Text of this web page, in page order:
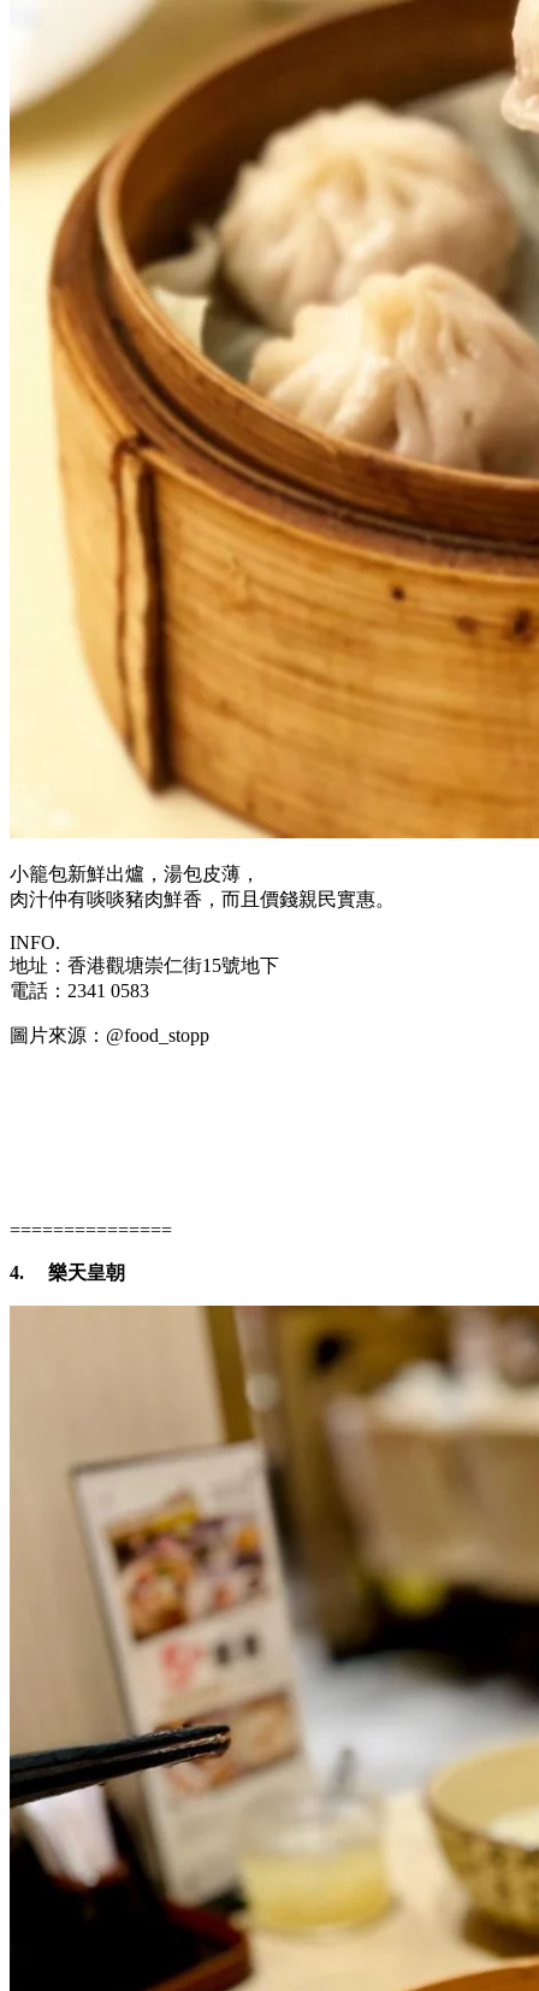
小籠包新鮮出爐，湯包皮薄，
肉汁仲有啖啖豬肉鮮香，而且價錢親民實惠。
INFO.
地址：香港觀塘崇仁街15號地下
電話：2341 0583
圖片來源：@food_stopp
===============
4. 樂天皇朝